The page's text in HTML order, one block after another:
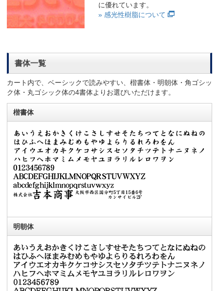
に優れています。
» 感光性樹脂について
書体一覧
カート内で、ベーシックで読みやすい、楷書体・明朝体・角ゴシッ
ク体・丸ゴシック体の4書体よりお選びいただけます。
楷書体
明朝体